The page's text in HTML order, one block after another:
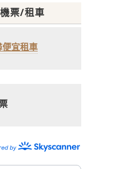
票/租車
宜租車